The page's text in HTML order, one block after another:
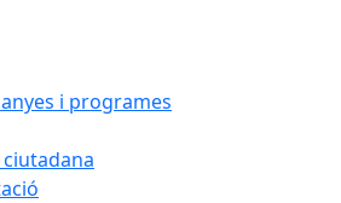
i programes